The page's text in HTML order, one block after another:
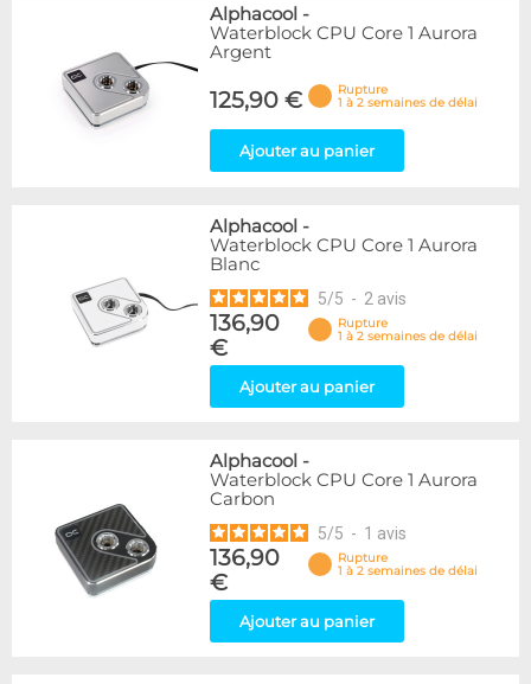
Alphacool -
Waterblock CPU Core 1 Aurora
Argent
125,90 €
Rupture
1 à 2 semaines de délai
Ajouter au panier
Alphacool -
Waterblock CPU Core 1 Aurora
Blanc
5/5 - 2 avis
136,90
€
Rupture
1 à 2 semaines de délai
Ajouter au panier
Alphacool -
Waterblock CPU Core 1 Aurora
Carbon
5/5 - 1 avis
136,90
€
Rupture
1 à 2 semaines de délai
Ajouter au panier